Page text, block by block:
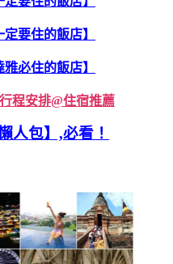
定要住的飯店】
雅必住的飯店】
行程安排@住宿推薦
人包】,必看！